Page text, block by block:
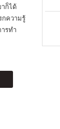
ก็ได้
กความรู้
รทำ